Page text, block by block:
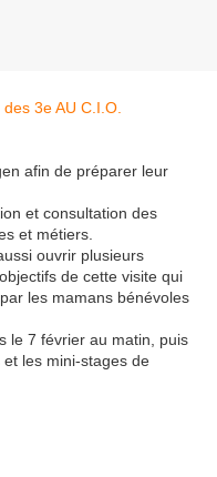
afin de préparer leur
et consultation des
et métiers.
ouvrir plusieurs
de cette visite qui
les mamans bénévoles
le 7 février au matin, puis
les mini-stages de